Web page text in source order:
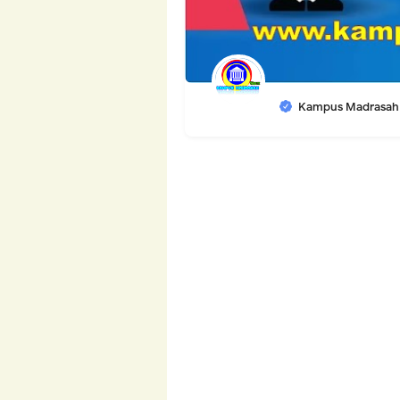
Kampus Madrasah